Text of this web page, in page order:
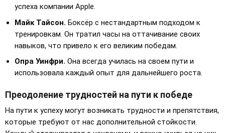
успеха компании Apple.
Майк Тайсон. Боксёр с нестандартным подходом к
тренировкам. Он тратил часы на оттачивание своих
навыков, что привело к его великим победам.
Опра Уинфри. Она всегда училась на своем пути и
использовала каждый опыт для дальнейшего роста.
Преодоление трудностей на пути к победе
На пути к успеху могут возникать трудности и препятствия,
которые требуют от нас дополнительной стойкости.